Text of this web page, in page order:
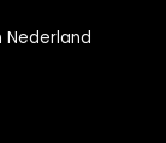
Nederland